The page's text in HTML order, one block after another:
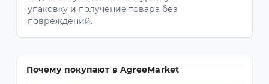
упаковку и получение товара без
повреждений.
Почему покупают в AgreeMarket